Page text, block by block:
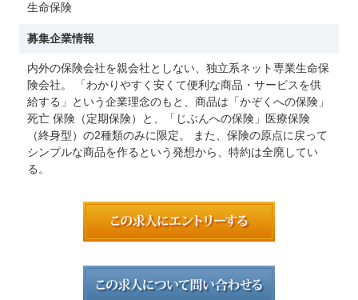
生命保険
募集企業情報
内外の保険会社を親会社としない、独立系ネット専業生命保
険会社。 「わかりやすく安くて便利な商品・サービスを供
給する」という企業理念のもと、商品は「かぞくへの保険」
死亡 保険（定期保険）と、「じぶんへの保険」医療保険
（終身型）の2種類のみに限定。 また、保険の原点に戻って
シンプルな商品を作るという発想から、特約は全廃してい
る。